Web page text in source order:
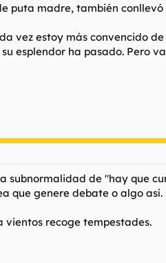
puta madre, también
vez estoy más convencido
esplendor ha pasado. Pero
subnormalidad de "hay que
que genere debate o algo así.
vientos recoge tempestades.